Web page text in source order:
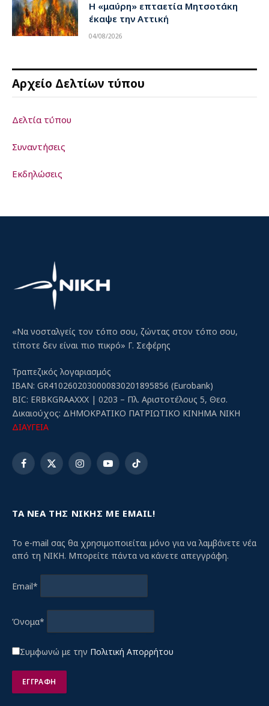
Η «μαύρη» επταετία Μητσοτάκη
έκαψε την Αττική
04/08/2026
Αρχείο Δελτίων τύπου
Δελτία τύπου
Συναντήσεις
Εκδηλώσεις
«Να νοσταλγείς τον τόπο σου, ζώντας στον τόπο σου,
τίποτε δεν είναι πιο πικρό» Γ. Σεφέρης
Τραπεζικός λογαριασμός
IBAN: GR4102602030000830201895856 (Eurobank)
BIC: ERBKGRAAXXX | 0203 – Πλ. Αριστοτέλους 5, Θεσ.
Δικαιούχος: ΔΗΜΟΚΡΑΤΙΚΟ ΠΑΤΡΙΩΤΙΚΟ ΚΙΝΗΜΑ ΝΙΚΗ
ΔΙΑΥΓΕΙΑ
Facebook
X
InstagramYouTubeTikTok
ΤΑ ΝΕΑ ΤΗΣ ΝΙΚΗΣ ΜΕ EMAIL!
Το e-mail σας θα χρησιμοποιείται μόνο για να λαμβάνετε νέα
από τη ΝΙΚΗ. Μπορείτε πάντα να κάνετε απεγγράφη.
Email*
Όνομα*
Συμφωνώ με την Πολιτική Απορρήτου